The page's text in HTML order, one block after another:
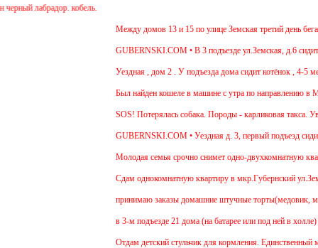
кобель.
Между домов 13 и 15 по улице Земская третий день бегает
GUBERNSKI.COM • В 3 подъезде ул.Земская, д.6 сидит
Уездная , дом 2 . У подъезда дома сидит котёнок , 4-5 мес
Был найден кошеле в машине с утра по направлению в
SOS! Потерялась собака. Породы - карликовая такса.
GUBERNSKI.COM • Уездная д. 3, первый подъезд
Молодая семья срочно снимет одно-двухкомнатную
Cдам однокомнатную квартиру в мкр.Губернский
принимаю заказы домашние штучные торты(медовик,
в 3-м подъезде 21 дома (на батарее или под ней в холле)
Отдам детский стульчик для кормления. Единственный